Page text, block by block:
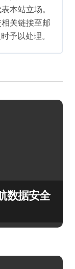
本站立场。
关链接至邮
予以处理。
数据安全